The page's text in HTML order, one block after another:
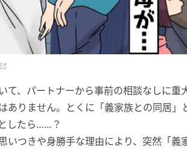
て、パートナーから事前の相談なしに重
ありません。とくに「義家族との同居
したら……？
いつきや身勝手な理由により、突然「